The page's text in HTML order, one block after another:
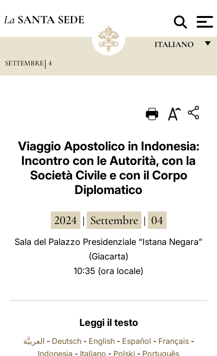
La SANTA SEDE
ITALIANO
PORTUGUÊS
ESPAÑOL
DEUTSCH
POLSKI
中文
SETTEMBRE 4
Viaggio Apostolico in Indonesia:
Incontro con le Autorità, con la
Società Civile e con il Corpo
Diplomatico
2024 Settembre 04
Sala del Palazzo Presidenziale “Istana Negara”
(Giacarta)
10:35 (ora locale)
Leggi il testo
العربيَّة - Deutsch- English- Español - Français-
Indonesia - Italiano - Polski - Português